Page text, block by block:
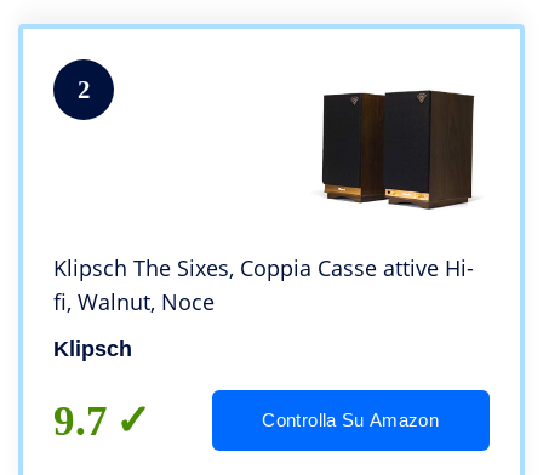
2
Klipsch The Sixes, Coppia Casse attive Hi-
fi, Walnut, Noce
Klipsch
9.7 Controlla Su Amazon